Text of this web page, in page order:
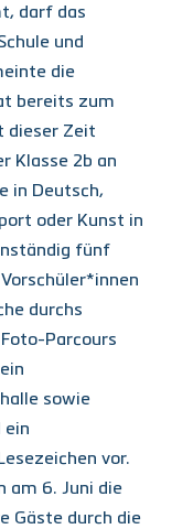
darf das
und
die
bereits zum
dieser Zeit
Klasse 2b an
in Deutsch,
oder Kunst in
fünf
durchs
Parcours
sowie
ein
vor.
am 6. Juni die
Gäste durch die